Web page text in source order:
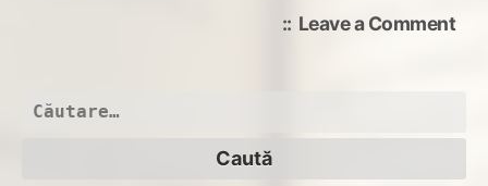
Leave a Commenton
Caută